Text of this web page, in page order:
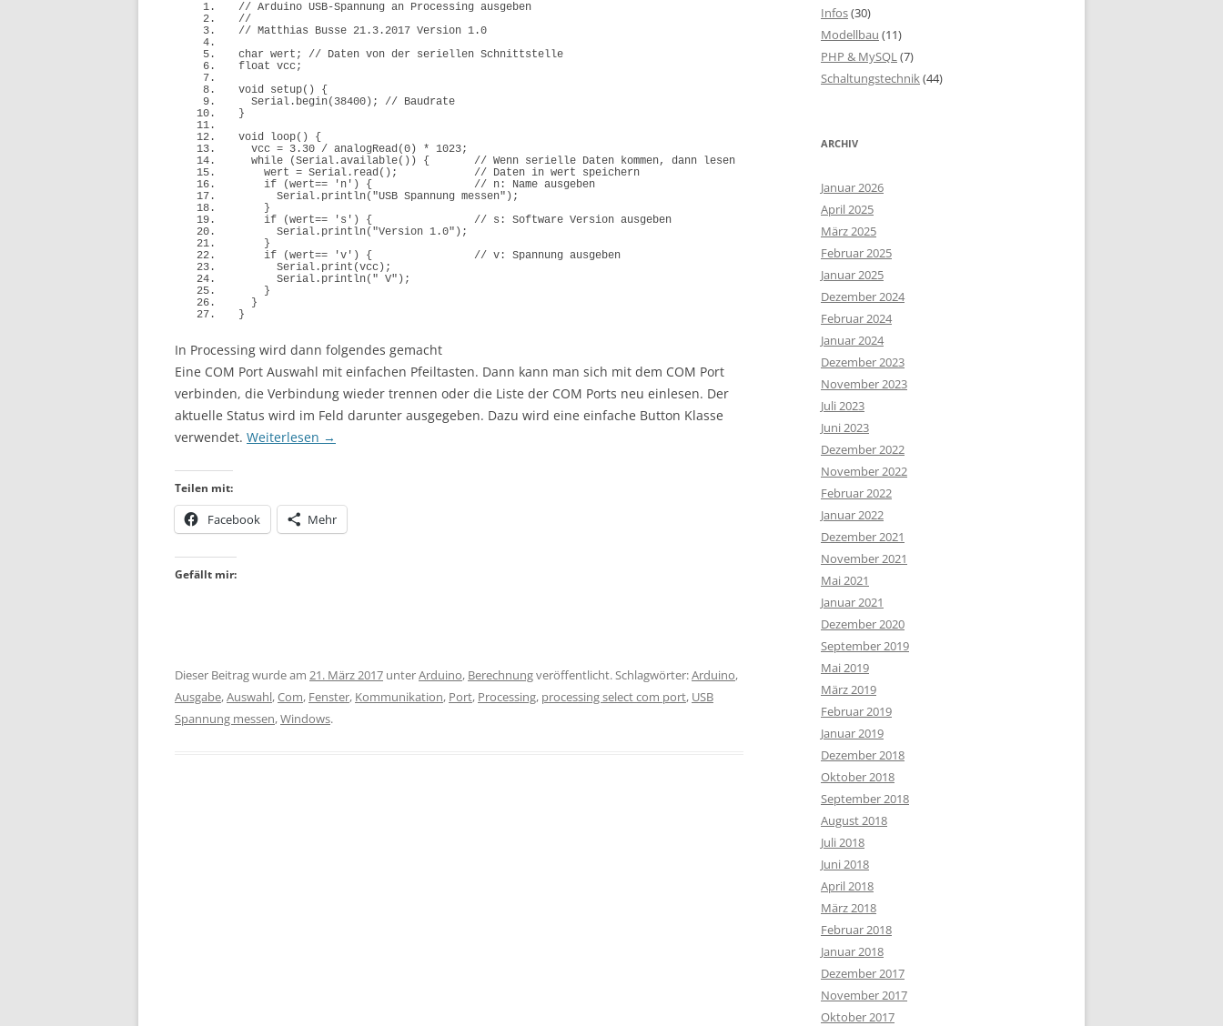
// Arduino USB-Spannung an Processing ausgeben
//
// Matthias Busse 21.3.2017 Version 1.0
char wert; // Daten von der seriellen Schnittstelle
float vcc;
void
setup()
{
  Serial.
begin( 38400 ) ; // Baudrate
}
void
loop()
{
  vcc =
3.30 / analogRead (0 ) * 1023;
while
(Serial.available()) {
// Wenn serielle Daten kommen, dann lesen
    wert = Serial.
read () ; // Daten in wert speichern
if
(wert== 'n' ) {
// n: Name ausgeben
      Serial.
println( "USB Spannung messen" ) ;
}
if
(wert== 's' ) {
// s: Software Version ausgeben
      Serial.
println( "Version 1.0" ) ;
}
if
(wert== 'v' ) {
// v: Spannung ausgeben
      Serial.
print (vcc ) ;
      Serial.
println( " V" ) ;
}
}
}
In Processing wird dann folgendes gemacht
Eine COM Port Auswahl mit einfachen Pfeiltasten. Dann kann man sich mit dem COM Port
verbinden, die Verbindung wieder trennen oder die Liste der COM Ports neu einlesen. Der
aktuelle Status wird im Feld darunter ausgegeben. Dazu wird eine einfache Button Klasse
verwendet. Weiterlesen →
Teilen mit:
Facebook Mehr
Gefällt mir:
Dieser Beitrag wurde am 21. März 2017 unterArduino, Berechnungveröffentlicht. Schlagwörter:Arduino,
Ausgabe,Auswahl,Com, Fenster, Kommunikation, Port, Processing, processing select com port, USB
Spannung messen,Windows.
Infos(30)
Modellbau (11)
PHP & MySQL(7)
Schaltungstechnik(44)
ARCHIV
Januar 2026
April 2025
März 2025
Februar 2025
Januar 2025
Dezember 2024
Februar 2024
Januar 2024
Dezember 2023
November 2023
Juli 2023
Juni 2023
Dezember 2022
November 2022
Februar 2022
Januar 2022
Dezember 2021
November 2021
Mai 2021
Januar 2021
Dezember 2020
September 2019
Mai 2019
März 2019
Februar 2019
Januar 2019
Dezember 2018
Oktober 2018
September 2018
August 2018
Juli 2018
Juni 2018
April 2018
März 2018
Februar 2018
Januar 2018
Dezember 2017
November 2017
Oktober 2017